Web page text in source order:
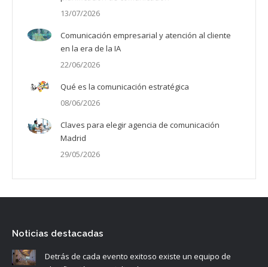
13/07/2026
Comunicación empresarial y atención al cliente
en la era de la IA
22/06/2026
Qué es la comunicación estratégica
08/06/2026
Claves para elegir agencia de comunicación
Madrid
29/05/2026
Noticias destacadas
Detrás de cada evento exitoso existe un equipo de